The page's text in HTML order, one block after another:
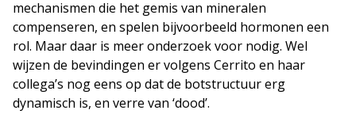
mechanismen die het gemis van mineralen
compenseren, en spelen bijvoorbeeld hormonen een
rol. Maar daar is meer onderzoek voor nodig. Wel
wijzen de bevindingen er volgens Cerrito en haar
collega’s nog eens op dat de botstructuur erg
dynamisch is, en verre van ‘dood’.